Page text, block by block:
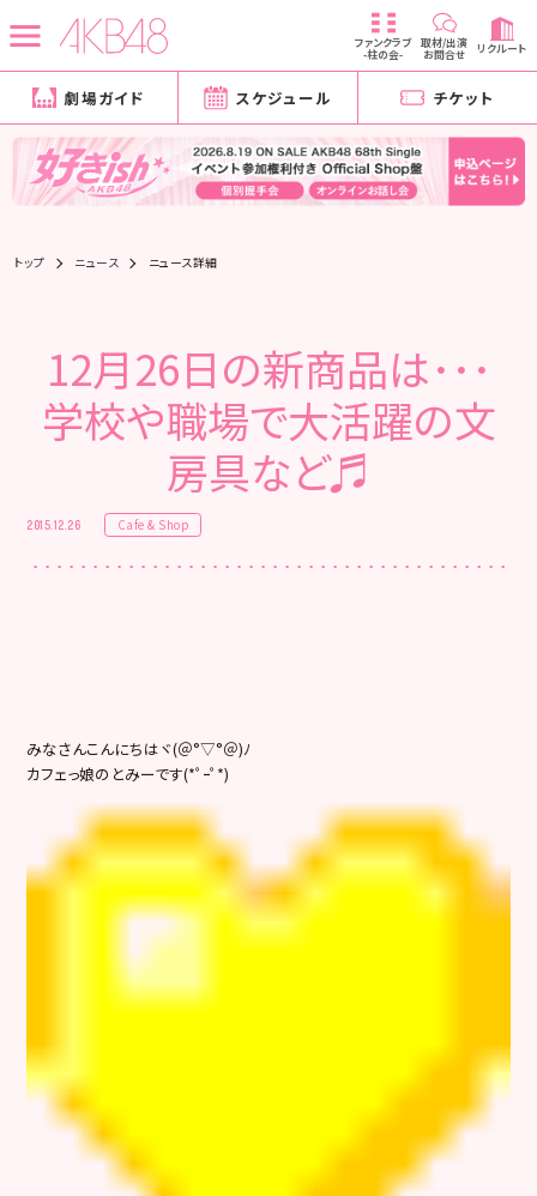
ファンクラブ
-柱の会-
取材/出演
お問合せ リクルート
劇場ガイド スケジュール チケット
トップ ニュース ニュース詳細
12月26日の新商品は･･･
学校や職場で大活躍の文
房具など♬
2015.12.26 Cafe & Shop
みなさんこんにちはヾ(＠°▽°＠)ﾉ
カフェっ娘のとみーです(*ﾟｰﾟ*)